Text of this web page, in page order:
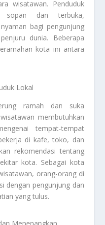
wisatawan. Penduduk
sopan dan terbuka,
bagi pengunjung
dunia. Beberapa
kota ini antara
Lokal
ramah dan suka
membutuhkan
tempat-tempat
di kafe, toko, dan
rekomendasi tentang
kota. Sebagai kota
orang-orang di
dengan pengunjung dan
yang tulus.